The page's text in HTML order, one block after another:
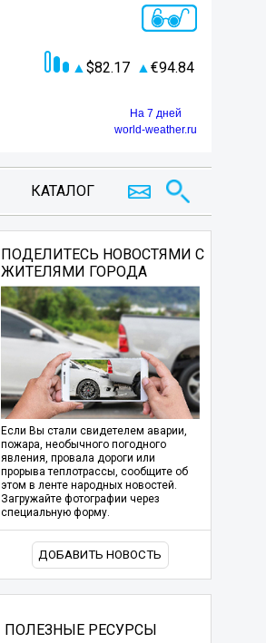
82.17 94.84
На 7 дней
world-weather.ru
КАТАЛОГ
ПОДЕЛИТЕСЬ НОВОСТЯМИ С
ЖИТЕЛЯМИ ГОРОДА
Если Вы стали свидетелем аварии,
пожара, необычного погодного
явления, провала дороги или
прорыва теплотрассы, сообщите об
этом в ленте народных новостей.
Загружайте фотографии через
специальную форму.
ДОБАВИТЬ НОВОСТЬ
ПОЛЕЗНЫЕ РЕСУРСЫ